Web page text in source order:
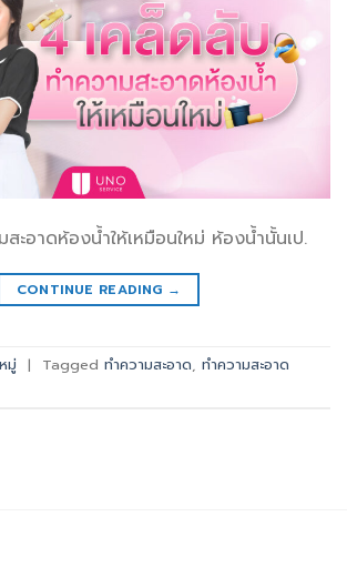
ะอาดห้องน้ำให้เหมือนใหม่ ห้องน้ำนั้นเป.
CONTINUE READING →
มู่ | Tagged ทำความสะอาด, ทำความสะอาด